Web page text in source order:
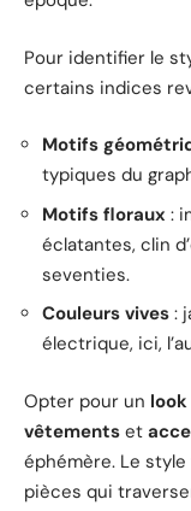
Pour identifier le
certains indices
Motifs
typiques du
Motifs floraux :
éclatantes, clin
seventies.
Couleurs vives :
électrique, ici,
Opter pour un
vêtements et
éphémère. Le
pièces qui